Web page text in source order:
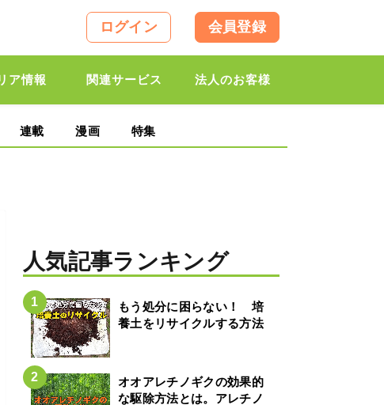
ログイン 会員登録
ア情報 関連サービス 法人のお客様
連載 漫画 特集
人気記事ランキング
もう処分に困らない！ 培
養土をリサイクルする方法
オオアレチノギクの効果的
な駆除方法とは。アレチノ